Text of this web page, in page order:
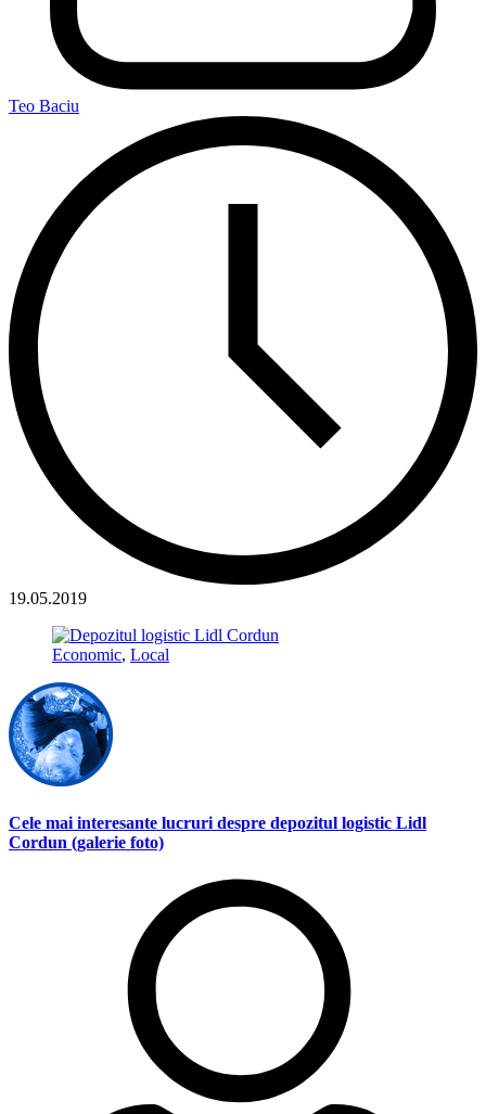
Teo Baciu
19.05.2019
Economic, Local
Cele mai interesante lucruri despre depozitul logistic Lidl
Cordun (galerie foto)